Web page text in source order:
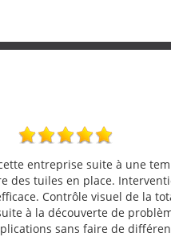
entreprise suite à une
des tuiles en place.
Contrôle visuel de la
à la découverte de
sans faire de